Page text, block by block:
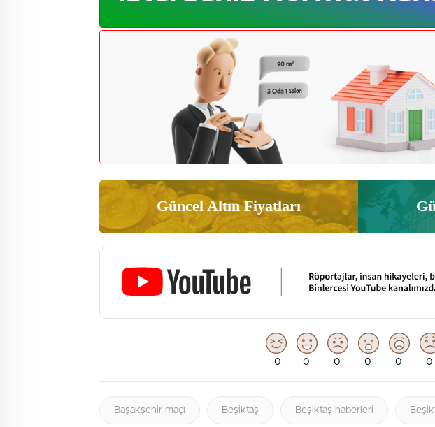
Güncel Altın Fiyatları
0 0 0 0 0 0
Başakşehir maçı Beşiktaş Beşiktaş haberleri